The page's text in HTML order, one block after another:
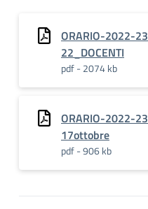
ORARIO-2022-
22_DOCENTI
pdf - 2074 kb
ORARIO-2022-
17ottobre
pdf - 906 kb